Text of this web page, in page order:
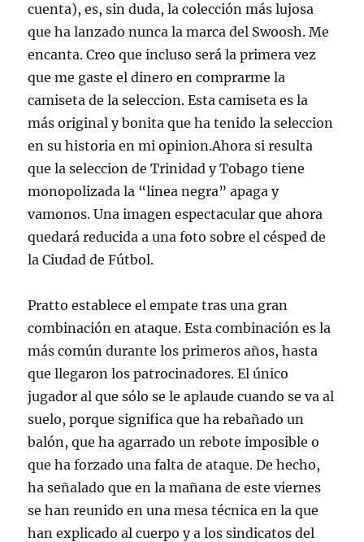
cuenta), es, sin duda, la colección más lujosa
que ha lanzado nunca la marca del Swoosh. Me
encanta. Creo que incluso será la primera vez
que me gaste el dinero en comprarme la
camiseta de la seleccion. Esta camiseta es la
más original y bonita que ha tenido la seleccion
en su historia en mi opinion.Ahora si resulta
que la seleccion de Trinidad y Tobago tiene
monopolizada la “linea negra” apaga y
vamonos. Una imagen espectacular que ahora
quedará reducida a una foto sobre el césped de
la Ciudad de Fútbol.
Pratto establece el empate tras una gran
combinación en ataque. Esta combinación es la
más común durante los primeros años, hasta
que llegaron los patrocinadores. El único
jugador al que sólo se le aplaude cuando se va al
suelo, porque significa que ha rebañado un
balón, que ha agarrado un rebote imposible o
que ha forzado una falta de ataque. De hecho,
ha señalado que en la mañana de este viernes
se han reunido en una mesa técnica en la que
han explicado al cuerpo y a los sindicatos del